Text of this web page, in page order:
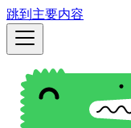
跳到主要内容